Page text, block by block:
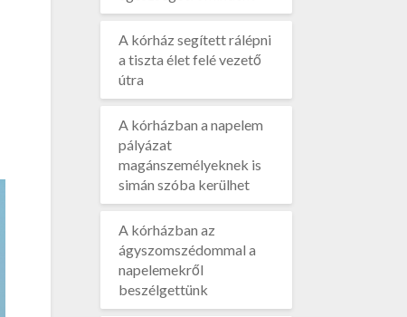
A kórház segített rálépni
a tiszta élet felé vezető
útra
A kórházban a napelem
pályázat
magánszemélyeknek is
simán szóba kerülhet
A kórházban az
ágyszomszédommal a
napelemekről
beszélgettünk